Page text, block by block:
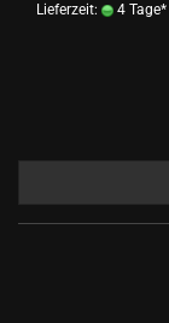
Lieferzeit:
4 Tage*